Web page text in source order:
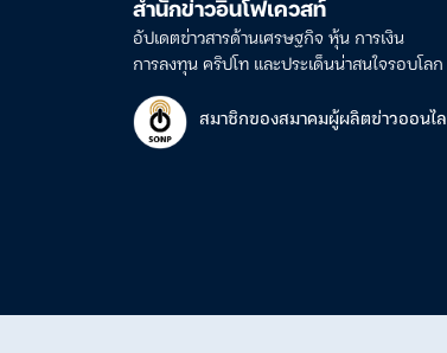
สำนักข่าวอินโฟเควสท์
อัปเดตข่าวสารด้านเศรษฐกิจ หุ้น การเงิน
การลงทุน คริปโท และประเด็นน่าสนใจรอบโลก
สมาชิกของสมาคมผู้ผลิตข่าวออนไ